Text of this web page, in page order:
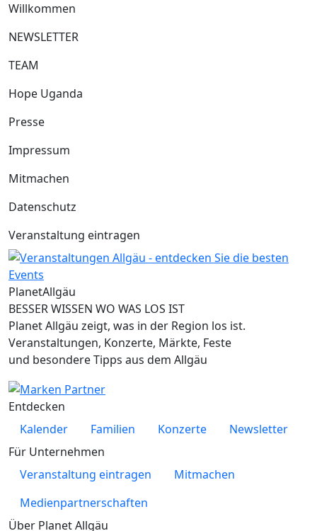
Willkommen
NEWSLETTER
TEAM
Hope Uganda
Presse
Impressum
Mitmachen
Datenschutz
Veranstaltung eintragen
PlanetAllgäu
BESSER WISSEN WO WAS LOS IST
Planet Allgäu zeigt, was in der Region los ist.
Veranstaltungen, Konzerte, Märkte, Feste
und besondere Tipps aus dem Allgäu
Entdecken
Kalender
Familien Konzerte
Newsletter
Für Unternehmen
Veranstaltung eintragen
Mitmachen
Medienpartnerschaften
Über Planet Allgäu